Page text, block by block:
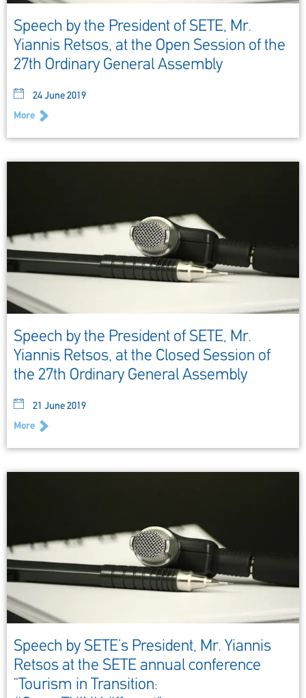
Speech by the President of SETE, Mr.
Yiannis Retsos, at the Open Session of the
27th Ordinary General Assembly
24 June 2019
More
Speech by the President of SETE, Mr.
Yiannis Retsos, at the Closed Session of
the 27th Ordinary General Assembly
21 June 2019
More
Speech by SETE’s President, Mr. Yiannis
Retsos at the SETE annual conference
“Tourism in Transition: